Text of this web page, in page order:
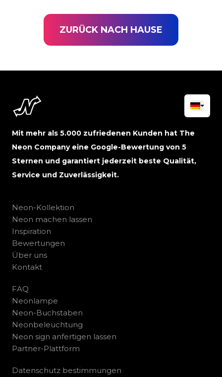
ZURÜCK NACH HAUSE
Mit mehr als 5.000 zufriedenen Kunden hat The
Neon Company eine Google-Bewertung von 5
Sternen und garantiert jederzeit beste Qualität,
Service und Zuverlässigkeit.
Neon-Kollektion
Neon machen lassen
Inspiration
Bewertungen
Über uns
Kontakt
FAQ
Neonlampe
Neon-Buchstaben
Neonbeleuchtung
Neon sign anfertigen lassen
Partner-Plattform
Datenschutz bestimmungen